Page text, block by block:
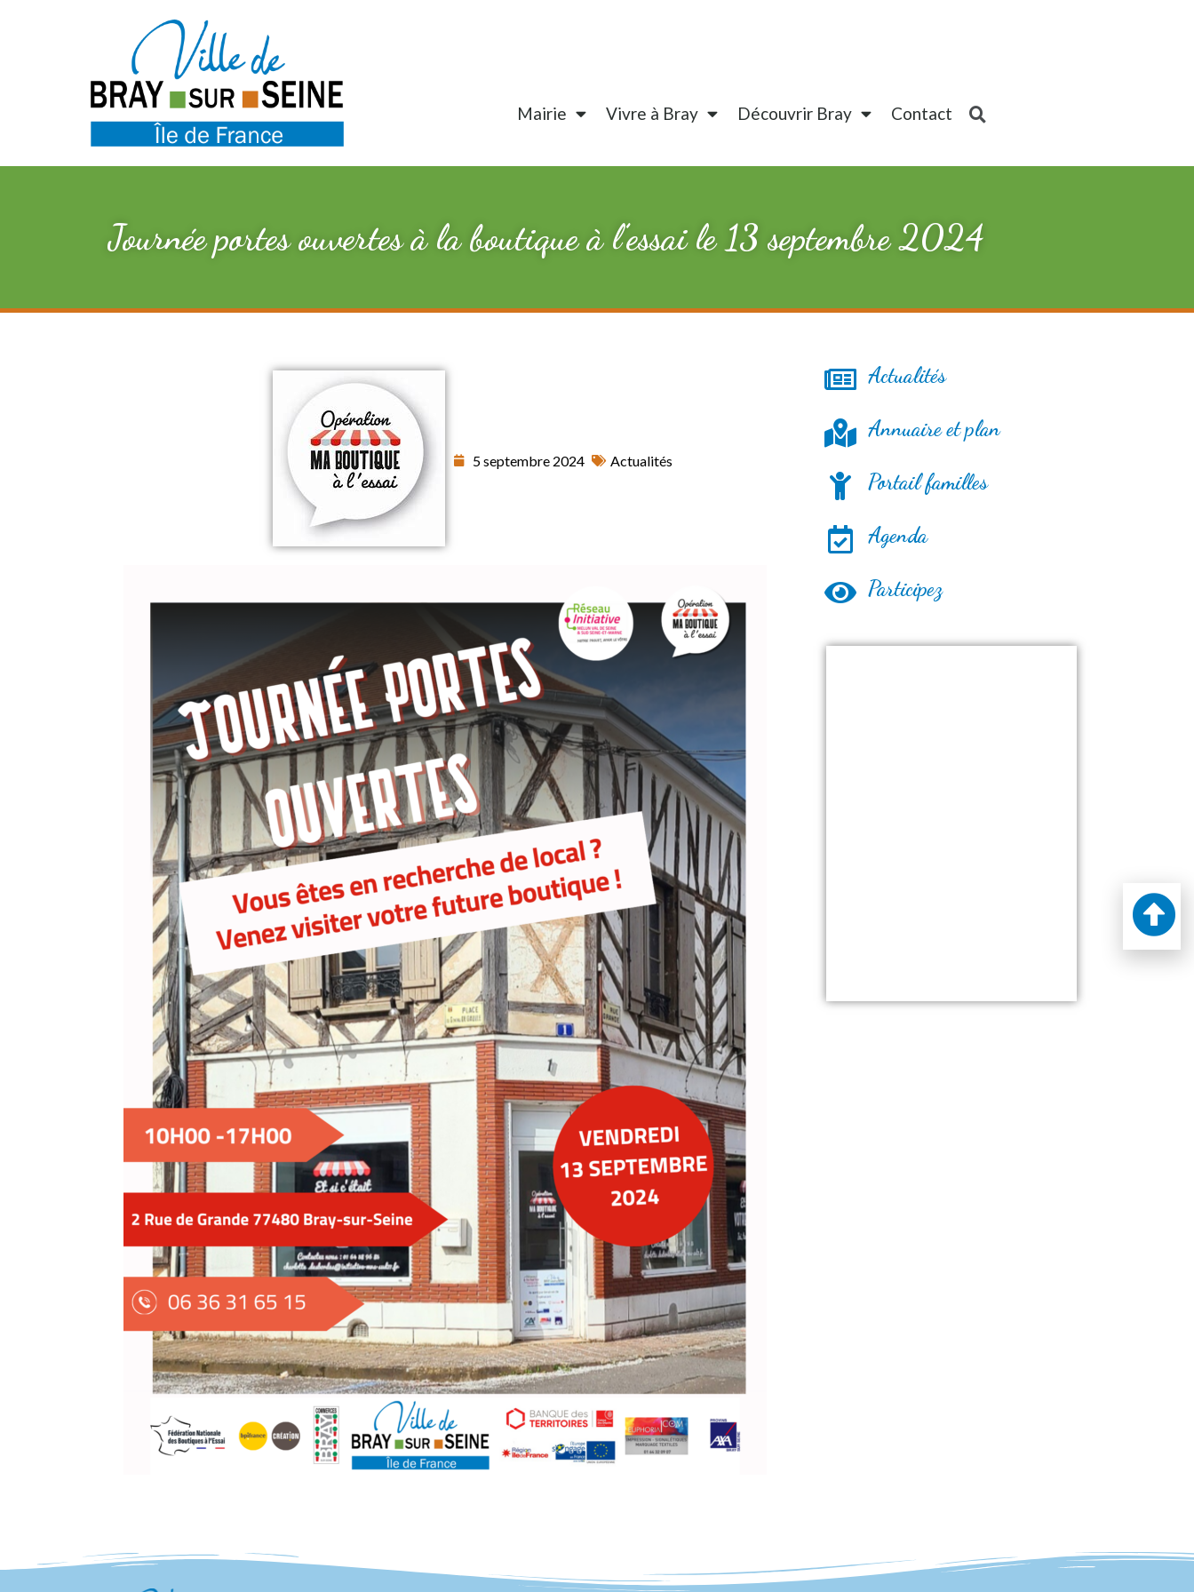
Mairie Vivre à Bray Découvrir Bray Contact
Journée portes ouvertes à la boutique à l’essai le 13 septembre 2024
5 septembre 2024 Actualités
Actualités
Annuaire et plan
Portail familles
Agenda
Participez